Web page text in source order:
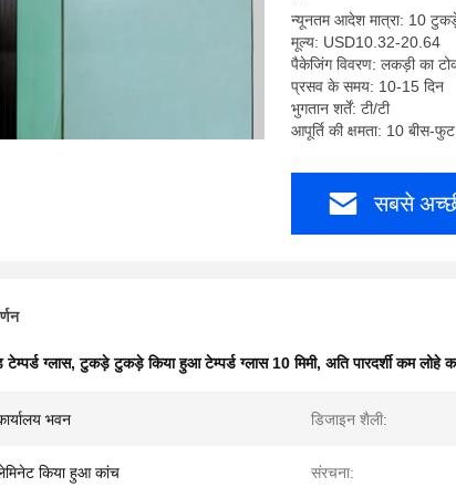
न्यूनतम आदेश मात्रा: 10
मूल्य: USD10.32-20.64
पैकेजिंग विवरण: लकड़ी का
प्रसव के समय: 10-15 दिन
भुगतान शर्तें: टी/टी
आपूर्ति की क्षमता: 10 बीस-
सबसे
टेम्पर्ड ग्लास,टुकड़े टुकड़े किया हुआ टेम्पर्ड ग्लास 10 मिमी, अति पारदर्शी कम लोहे
भवन डिजाइन शैली:
किया हुआ कांच संरचना: